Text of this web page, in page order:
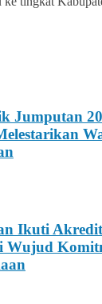
Jumputan
Ikuti
Wujud